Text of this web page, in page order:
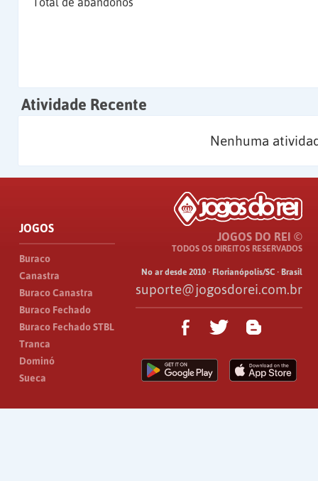
Atividade Recente
Nenhuma
JOGOS
Buraco
Canastra
Buraco Canastra
Buraco Fechado
Buraco Fechado STBL
Tranca
Dominó
Sueca
JOGOS DO REI ©
TODOS OS DIREITOS RESERVADOS
No ar desde 2010 · Florianópolis/SC · Brasil
suporte@jogosdorei.com.br